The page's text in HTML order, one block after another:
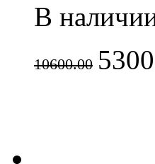
В
10600.00